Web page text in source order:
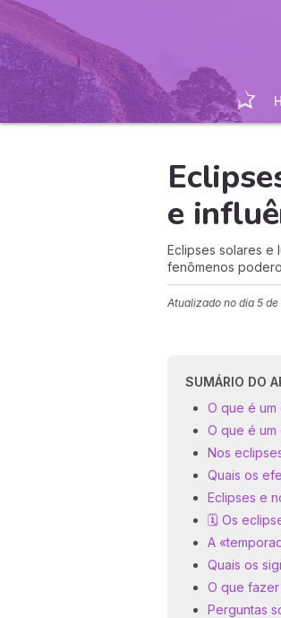
e
Eclipses solares e
fenômenos
Atualizado no dia 5 de
SUMÁRIO DO
O que é um
O que é um
Nos
Quais os
Eclipses e
🗓️ Os
A
Quais os
O que
Perguntas